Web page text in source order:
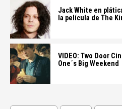
Jack White en
la película de The
VIDEO: Two Door
One´s Big Weekend